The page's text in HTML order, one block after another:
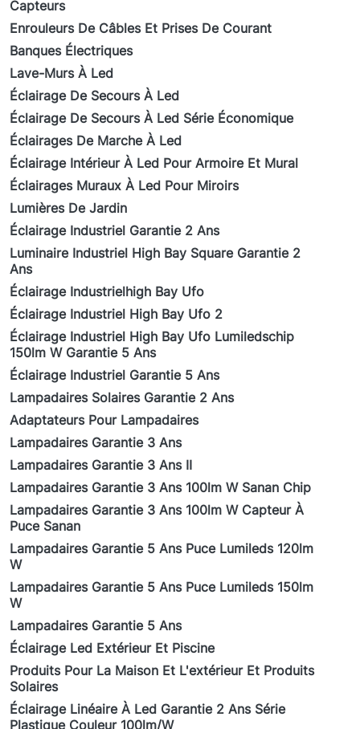
Capteurs
Enrouleurs De Câbles Et Prises De Courant
Banques Électriques
Lave-Murs À Led
Éclairage De Secours À Led
Éclairage De Secours À Led Série Économique
Éclairages De Marche À Led
Éclairage Intérieur À Led Pour Armoire Et Mural
Éclairages Muraux À Led Pour Miroirs
Lumières De Jardin
Éclairage Industriel Garantie 2 Ans
Luminaire Industriel High Bay Square Garantie 2
Ans
Éclairage Industrielhigh Bay Ufo
Éclairage Industriel High Bay Ufo 2
Éclairage Industriel High Bay Ufo Lumiledschip
150lm W Garantie 5 Ans
Éclairage Industriel Garantie 5 Ans
Lampadaires Solaires Garantie 2 Ans
Adaptateurs Pour Lampadaires
Lampadaires Garantie 3 Ans
Lampadaires Garantie 3 Ans II
Lampadaires Garantie 3 Ans 100lm W Sanan Chip
Lampadaires Garantie 3 Ans 100lm W Capteur À
Puce Sanan
Lampadaires Garantie 5 Ans Puce Lumileds 120lm
W
Lampadaires Garantie 5 Ans Puce Lumileds 150lm
W
Lampadaires Garantie 5 Ans
Éclairage Led Extérieur Et Piscine
Produits Pour La Maison Et L'extérieur Et Produits
Solaires
Éclairage Linéaire À Led Garantie 2 Ans Série
Plastique Couleur 100lm/W